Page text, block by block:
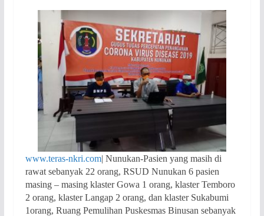
www.teras-nkri.com| Nunukan-Pasien yang masih di
rawat sebanyak 22 orang, RSUD Nunukan 6 pasien
masing – masing klaster Gowa 1 orang, klaster Temboro
2 orang, klaster Langap 2 orang, dan klaster Sukabumi
1orang, Ruang Pemulihan Puskesmas Binusan sebanyak